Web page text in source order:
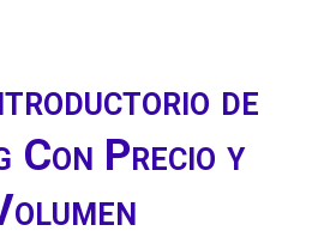
de
Con Precio y